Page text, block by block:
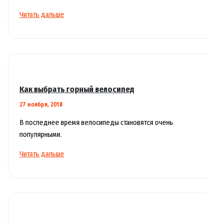
Оформление
Читать дальше
Как выбрать горный велосипед
27 ноября, 2018
В последнее время велосипеды становятся очень
популярными.
Как
Читать дальше